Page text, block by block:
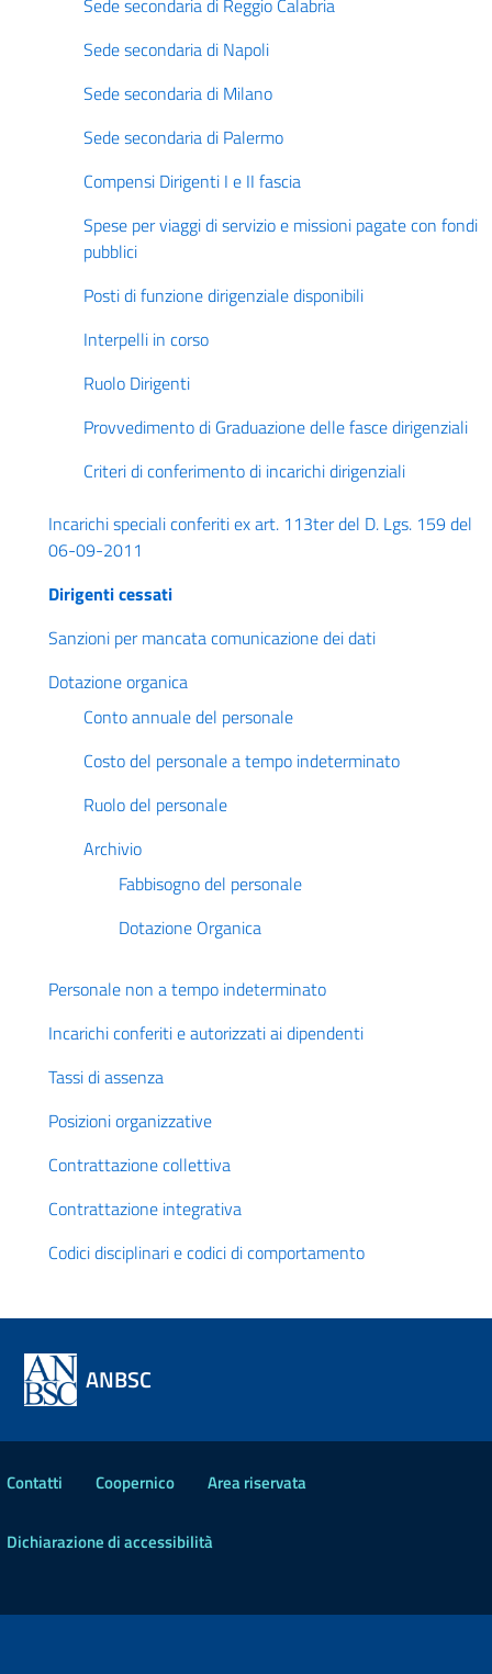
Sede secondaria di Reggio Calabria
Sede secondaria di Napoli
Sede secondaria di Milano
Sede secondaria di Palermo
Compensi Dirigenti I e II fascia
Spese per viaggi di servizio e missioni pagate con fondi
pubblici
Posti di funzione dirigenziale disponibili
Interpelli in corso
Ruolo Dirigenti
Provvedimento di Graduazione delle fasce dirigenziali
Criteri di conferimento di incarichi dirigenziali
Incarichi speciali conferiti ex art. 113ter del D. Lgs. 159 del
06-09-2011
Dirigenti cessati
Sanzioni per mancata comunicazione dei dati
Dotazione organica
Conto annuale del personale
Costo del personale a tempo indeterminato
Ruolo del personale
Archivio
Fabbisogno del personale
Dotazione Organica
Personale non a tempo indeterminato
Incarichi conferiti e autorizzati ai dipendenti
Tassi di assenza
Posizioni organizzative
Contrattazione collettiva
Contrattazione integrativa
Codici disciplinari e codici di comportamento
ANBSC
Contatti Coopernico Area riservata
Dichiarazione di accessibilità